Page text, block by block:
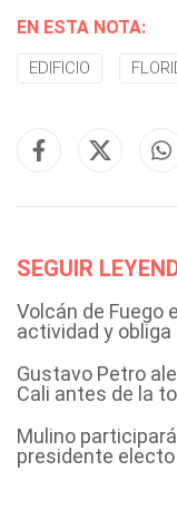
EN ESTA NOTA:
EDIFICIO
SEGUIR
Volcán de Fuego
actividad y
Gustavo Petro
Cali antes de la
Mulino
presidente